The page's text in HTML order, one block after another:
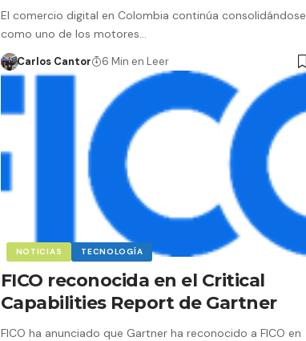
El comercio digital en Colombia continúa consolidándose
como uno de los motores…
Carlos Cantor 6 Min en Leer
NOTICIAS TECNOLOGÍA
FICO reconocida en el Critical
Capabilities Report de Gartner
FICO ha anunciado que Gartner ha reconocido a FICO en